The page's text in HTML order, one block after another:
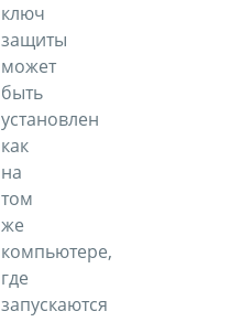
ключ
защиты
может
быть
установлен
как
на
том
же
компьютере,
где
запускаются